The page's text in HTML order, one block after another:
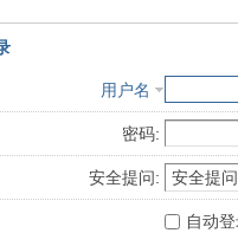
用户名
密码:
安全提问:
自动